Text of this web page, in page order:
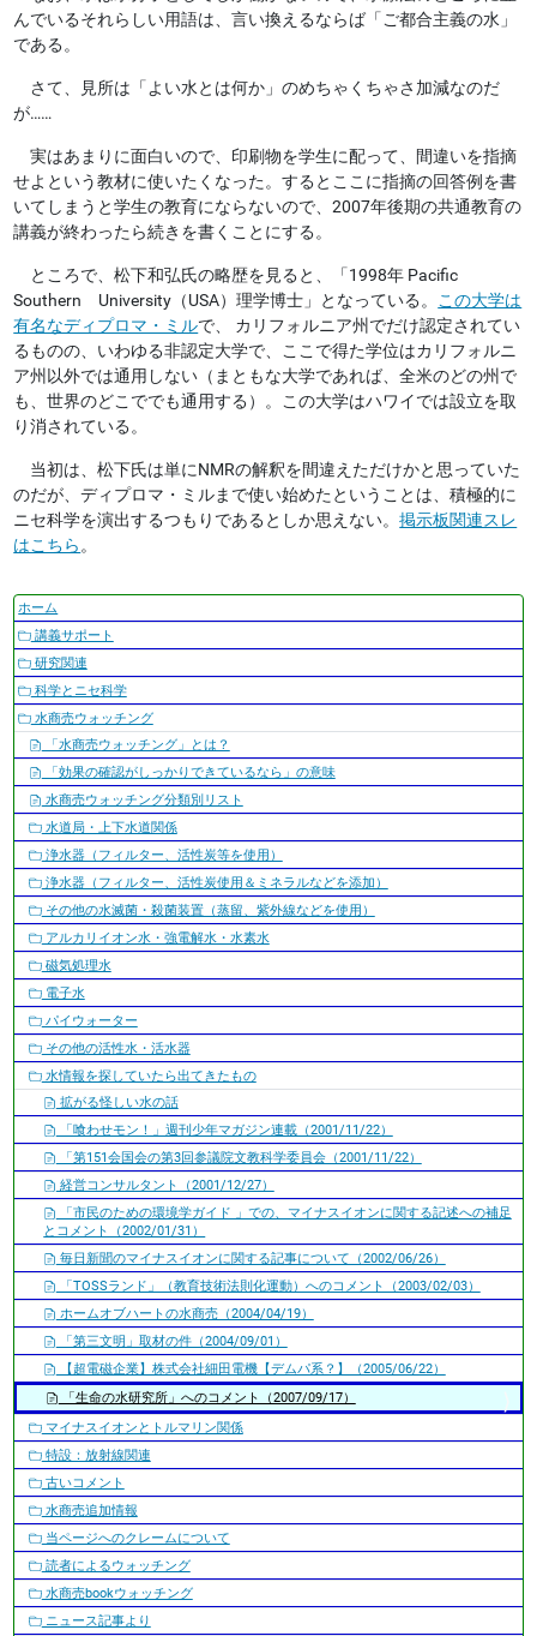
んでいるそれらしい用語は、言い換えるならば「ご都合主義の水」
である。
さて、見所は「よい水とは何か」のめちゃくちゃさ加減なのだ
が……
実はあまりに面白いので、印刷物を学生に配って、間違いを指摘
せよという教材に使いたくなった。するとここに指摘の回答例を書
いてしまうと学生の教育にならないので、2007年後期の共通教育の
講義が終わったら続きを書くことにする。
ところで、松下和弘氏の略歴を見ると、「1998年 Pacific
Southern University（USA）理学博士」となっている。
この大学は
有名なディプロマ・ミルで、 カリフォルニア州でだけ認定されてい
るものの、いわゆる非認定大学で、ここで得た学位はカリフォルニ
ア州以外では通用しない（まともな大学であれば、全米のどの州で
も、世界のどこででも通用する）。この大学はハワイでは設立を取
り消されている。
当初は、松下氏は単にNMRの解釈を間違えただけかと思っていた
のだが、ディプロマ・ミルまで使い始めたということは、積極的に
ニセ科学を演出するつもりであるとしか思えない。掲示板関連スレ
はこちら 。
ナ
ビ
ゲ
ー
シ
ョ
ン
ホーム
講義サポート
研究関連
科学とニセ科学
水商売ウォッチング
「水商売ウォッチング」とは？
「効果の確認がしっかりできているなら」の意味
水商売ウォッチング分類別リスト
水道局・上下水道関係
浄水器（フィルター、活性炭等を使用）
浄水器（フィルター、活性炭使用＆ミネラルなどを添加）
その他の水滅菌・殺菌装置（蒸留、紫外線などを使用）
アルカリイオン水・強電解水・水素水
磁気処理水
電子水
パイウォーター
その他の活性水・活水器
水情報を探していたら出てきたもの
拡がる怪しい水の話
「喰わせモン！」週刊少年マガジン連載（2001/11/22）
「第151会国会の第3回参議院文教科学委員会（2001/11/22）
経営コンサルタント（2001/12/27）
「市民のための環境学ガイド 」での、マイナスイオンに関する記述への補足
とコメント（2002/01/31）
毎日新聞のマイナスイオンに関する記事について（2002/06/26）
「TOSSランド」（教育技術法則化運動）へのコメント（2003/02/03）
ホームオブハートの水商売（2004/04/19）
「第三文明」取材の件（2004/09/01）
【超電磁企業】株式会社細田電機【デムパ系？】（2005/06/22）
「生命の水研究所」へのコメント（2007/09/17）
マイナスイオンとトルマリン関係
特設：放射線関連
古いコメント
水商売追加情報
当ページへのクレームについて
読者によるウォッチング
水商売bookウォッチング
ニュース記事より